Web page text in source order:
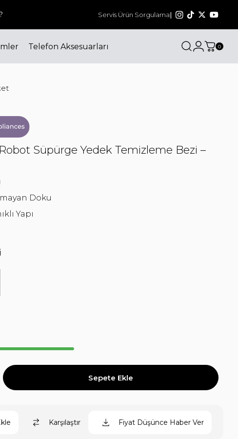
Bizi sosyal medyadan da takip edin!
Servis Ürün Sorgulama|
Telefon Aksesuarları 0
Süpürge Yedek Temizleme Bezi –
Doku
Yapı
Karşılaştır Fiyat Düşünce Haber Ver